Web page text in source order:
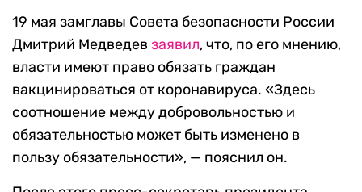
19 мая замглавы Совета безопасности России
Дмитрий Медведев заявил, что, по его мнению,
власти имеют право обязать граждан
вакцинироваться от коронавируса. «Здесь
соотношение между добровольностью и
обязательностью может быть изменено в
пользу обязательности», — пояснил он.